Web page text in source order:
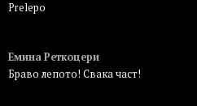
Prelepo
Емина Реткоцери
Браво лепото! Свака част!